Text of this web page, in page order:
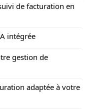
de facturation en
intégrée
gestion de
adaptée à votre